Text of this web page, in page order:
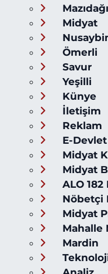
Mazıdağı
Midyat
Ömerli
Savur
Yeşilli
Künye
İletişim
Reklam
E-
Midyat
Midyat
ALO 182
Nöbetçi
Midyat
Mahalle
Mardin